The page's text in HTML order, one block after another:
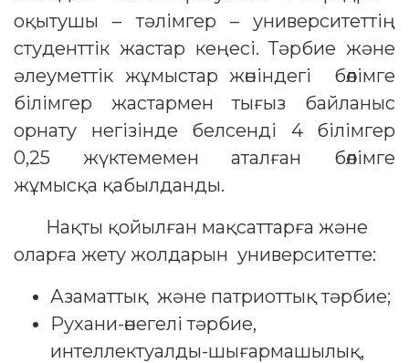
оқытушы – тәлімгер – университеттің
студенттік жастар кеңесі. Тәрбие және
әлеуметтік жұмыстар жөніндегі бөлімге
білімгер жастармен тығыз байланыс
орнату негізінде белсенді 4 білімгер
0,25 жүктемемен аталған бөлімге
жұмысқа қабылданды.
Нақты қойылған мақсаттарға және
оларға жету жолдарын университетте:
Азаматтық және патриоттық тәрбие;
Рухани-өнегелі тәрбие,
интеллектуалды-шығармашылық,